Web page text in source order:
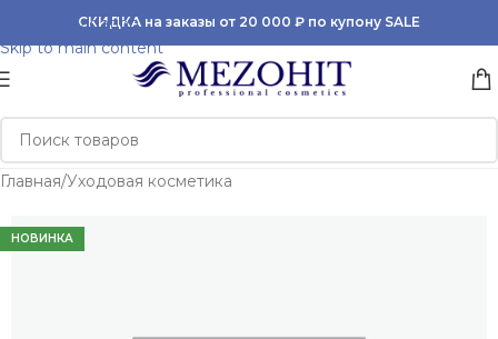
Skip to navigation
Skip to main content
СКИДКА на заказы от 20 000 ₽ по купону SALE
Главная/Уходовая косметика
НОВИНКА